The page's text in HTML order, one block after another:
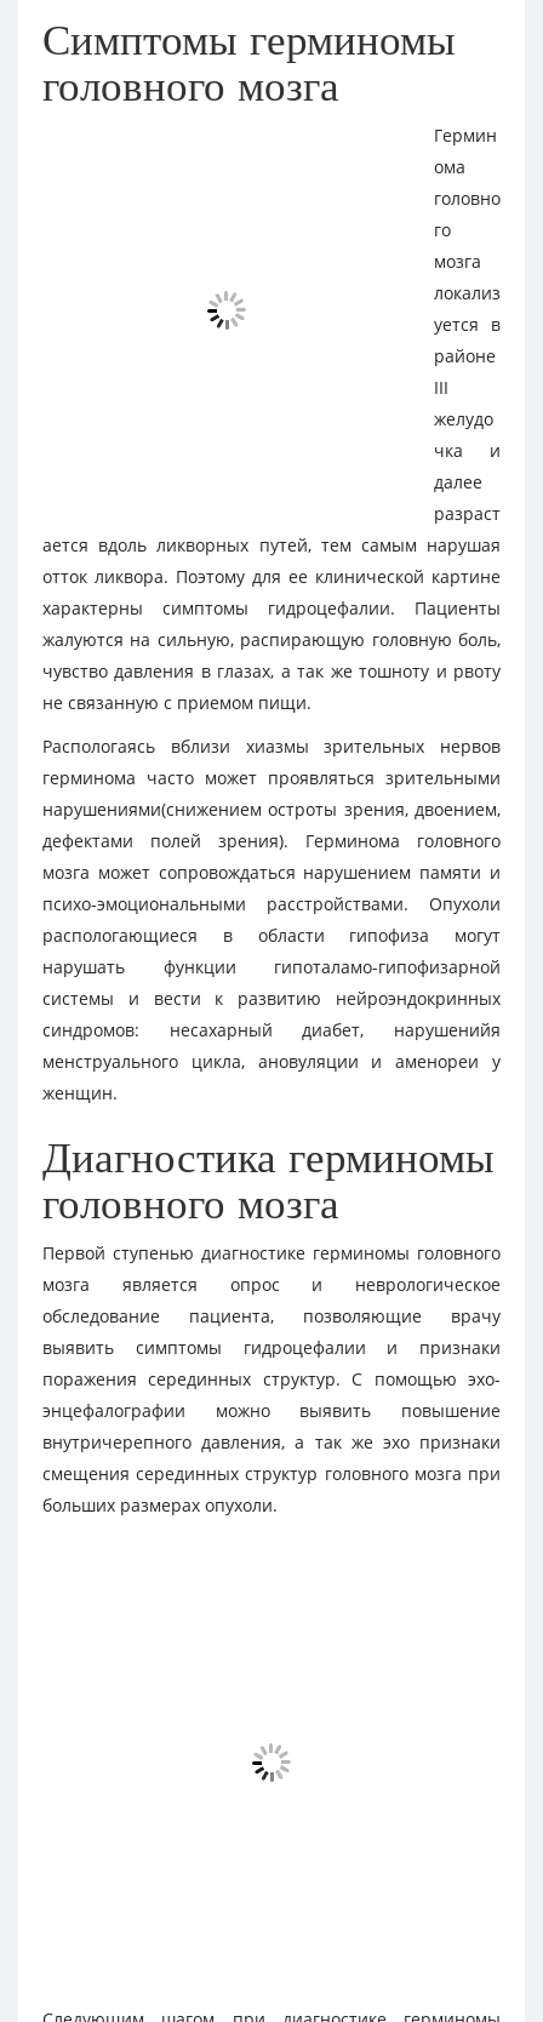
Симптомы герминомы
головного мозга
Гермин
ома
головно
го
мозга
локализ
уется в
районе
III
желудо
чка и
далее
разраст
ается вдоль ликворных путей, тем самым нарушая
отток ликвора. Поэтому для ее клинической картине
характерны симптомы гидроцефалии. Пациенты
жалуются на сильную, распирающую головную боль,
чувство давления в глазах, а так же тошноту и рвоту
не связанную с приемом пищи.
Распологаясь вблизи хиазмы зрительных нервов
герминома часто может проявляться зрительными
нарушениями(снижением остроты зрения, двоением,
дефектами полей зрения). Герминома головного
мозга может сопровождаться нарушением памяти и
психо-эмоциональными расстройствами. Опухоли
распологающиеся в области гипофиза могут
нарушать функции гипоталамо-гипофизарной
системы и вести к развитию нейроэндокринных
синдромов: несахарный диабет, нарушенийя
менструального цикла, ановуляции и аменореи у
женщин.
Диагностика герминомы
головного мозга
Первой ступенью диагностике герминомы головного
мозга является опрос и неврологическое
обследование пациента, позволяющие врачу
выявить симптомы гидроцефалии и признаки
поражения серединных структур. С помощью эхо-
энцефалографии можно выявить повышение
внутричерепного давления, а так же эхо признаки
смещения серединных структур головного мозга при
больших размерах опухоли.